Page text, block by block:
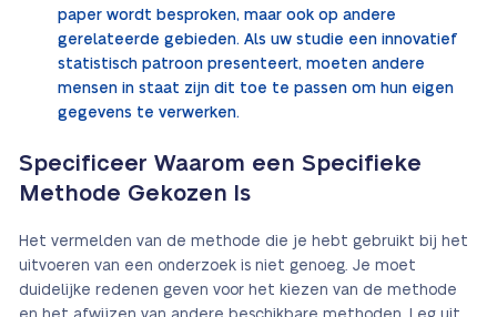
paper wordt besproken, maar ook op andere
gerelateerde gebieden. Als uw studie een innovatief
statistisch patroon presenteert, moeten andere
mensen in staat zijn dit toe te passen om hun eigen
gegevens te verwerken.
Specificeer Waarom een Specifieke
Methode Gekozen Is
Het vermelden van de methode die je hebt gebruikt bij het
uitvoeren van een onderzoek is niet genoeg. Je moet
duidelijke redenen geven voor het kiezen van de methode